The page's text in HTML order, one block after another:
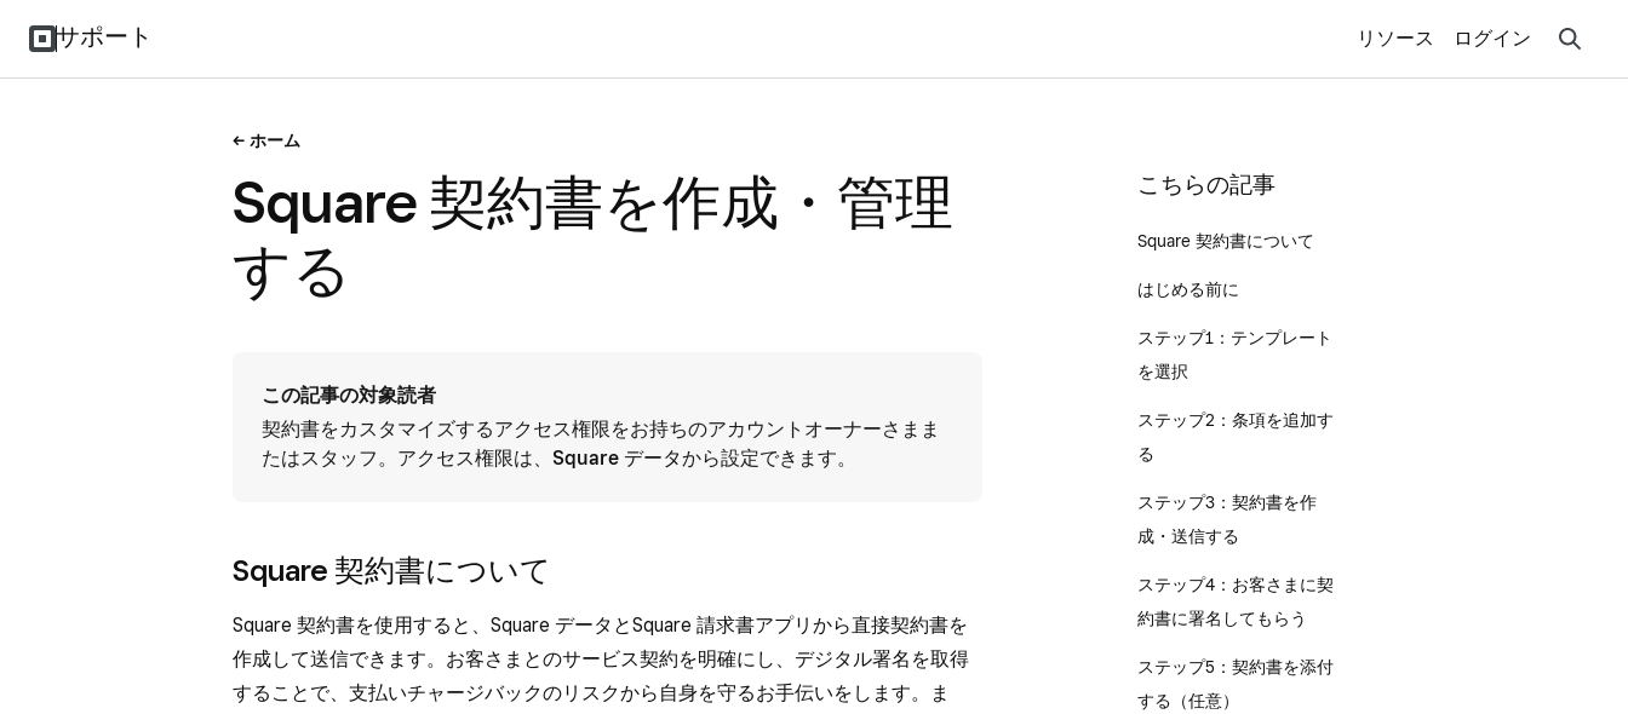
サポート リソース ログイン
ホーム
Square 契約書を作成・管理
する
この記事の対象読者
契約書をカスタマイズするアクセス権限をお持ちのアカウントオーナーさまま
たはスタッフ。アクセス権限は、 Square データから設定できます。
Square 契約書について
Square 契約書を使用すると、Square データとSquare 請求書アプリから直接契約書を
作成して送信できます。お客さまとのサービス契約を明確にし、デジタル署名を取得
することで、支払いチャージバックのリスクから自身を守るお手伝いをします。ま
こちらの記事
Square 契約書について
はじめる前に
ステップ1：テンプレート
を選択
ステップ2：条項を追加す
る
ステップ3：契約書を作
成・送信する
ステップ4：お客さまに契
約書に署名してもらう
ステップ5：契約書を添付
する（任意）